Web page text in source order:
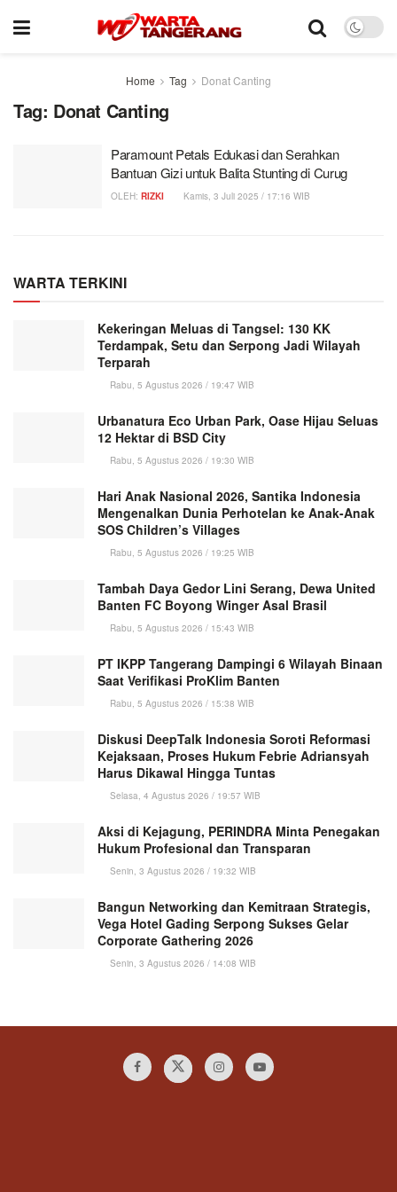
Home Tag Donat Canting
Tag: Donat Canting
Paramount Petals Edukasi dan Serahkan
Bantuan Gizi untuk Balita Stunting di Curug
OLEH: RIZKI Kamis, 3 Juli 2025 / 17:16 WIB
WARTA TERKINI
Kekeringan Meluas di Tangsel: 130 KK
Terdampak, Setu dan Serpong Jadi Wilayah
Terparah
Rabu, 5 Agustus 2026 / 19:47 WIB
Urbanatura Eco Urban Park, Oase Hijau Seluas
12 Hektar di BSD City
Rabu, 5 Agustus 2026 / 19:30 WIB
Hari Anak Nasional 2026, Santika Indonesia
Mengenalkan Dunia Perhotelan ke Anak-Anak
SOS Children’s Villages
Rabu, 5 Agustus 2026 / 19:25 WIB
Tambah Daya Gedor Lini Serang, Dewa United
Banten FC Boyong Winger Asal Brasil
Rabu, 5 Agustus 2026 / 15:43 WIB
PT IKPP Tangerang Dampingi 6 Wilayah Binaan
Saat Verifikasi ProKlim Banten
Rabu, 5 Agustus 2026 / 15:38 WIB
Diskusi DeepTalk Indonesia Soroti Reformasi
Kejaksaan, Proses Hukum Febrie Adriansyah
Harus Dikawal Hingga Tuntas
Selasa, 4 Agustus 2026 / 19:57 WIB
Aksi di Kejagung, PERINDRA Minta Penegakan
Hukum Profesional dan Transparan
Senin, 3 Agustus 2026 / 19:32 WIB
Bangun Networking dan Kemitraan Strategis,
Vega Hotel Gading Serpong Sukses Gelar
Corporate Gathering 2026
Senin, 3 Agustus 2026 / 14:08 WIB